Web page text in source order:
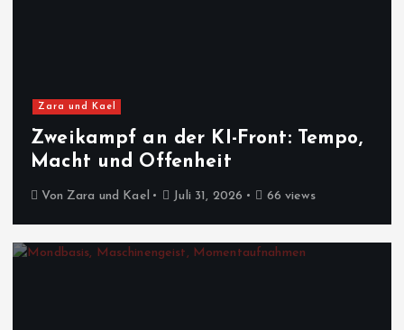
Zara und Kael
Zweikampf an der KI-Front: Tempo,
Macht und Offenheit
Von Zara und Kael Juli 31, 2026 66 views